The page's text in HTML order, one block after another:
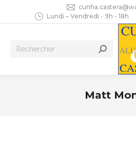
Lundi – Vendredi - 9h - 18h
Recherche
Matt